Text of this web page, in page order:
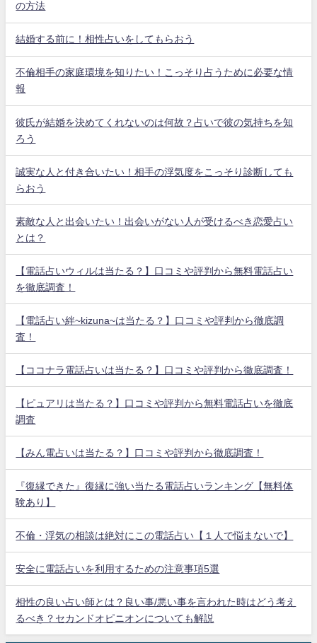
の方法
結婚する前に！相性占いをしてもらおう
不倫相手の家庭環境を知りたい！こっそり占うために必要な情
報
彼氏が結婚を決めてくれないのは何故？占いで彼の気持ちを知
ろう
誠実な人と付き合いたい！相手の浮気度をこっそり診断しても
らおう
素敵な人と出会いたい！出会いがない人が受けるべき恋愛占い
とは？
【電話占いウィルは当たる？】口コミや評判から無料電話占い
を徹底調査！
【電話占い絆~kizuna~は当たる？】口コミや評判から徹底調
査！
【ココナラ電話占いは当たる？】口コミや評判から徹底調査！
【ピュアリは当たる？】口コミや評判から無料電話占いを徹底
調査
【みん電占いは当たる？】口コミや評判から徹底調査！
『復縁できた』復縁に強い当たる電話占いランキング【無料体
験あり】
不倫・浮気の相談は絶対にこの電話占い【１人で悩まないで】
安全に電話占いを利用するための注意事項5選
相性の良い占い師とは？良い事/悪い事を言われた時はどう考え
るべき？セカンドオピニオンについても解説